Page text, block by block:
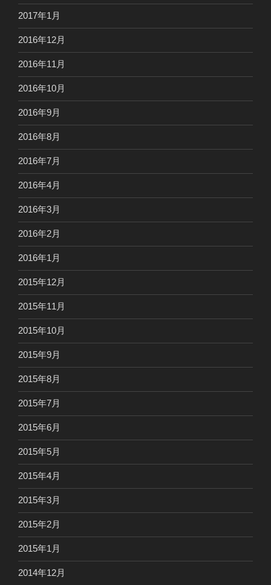
2017年1月
2016年12月
2016年11月
2016年10月
2016年9月
2016年8月
2016年7月
2016年4月
2016年3月
2016年2月
2016年1月
2015年12月
2015年11月
2015年10月
2015年9月
2015年8月
2015年7月
2015年6月
2015年5月
2015年4月
2015年3月
2015年2月
2015年1月
2014年12月